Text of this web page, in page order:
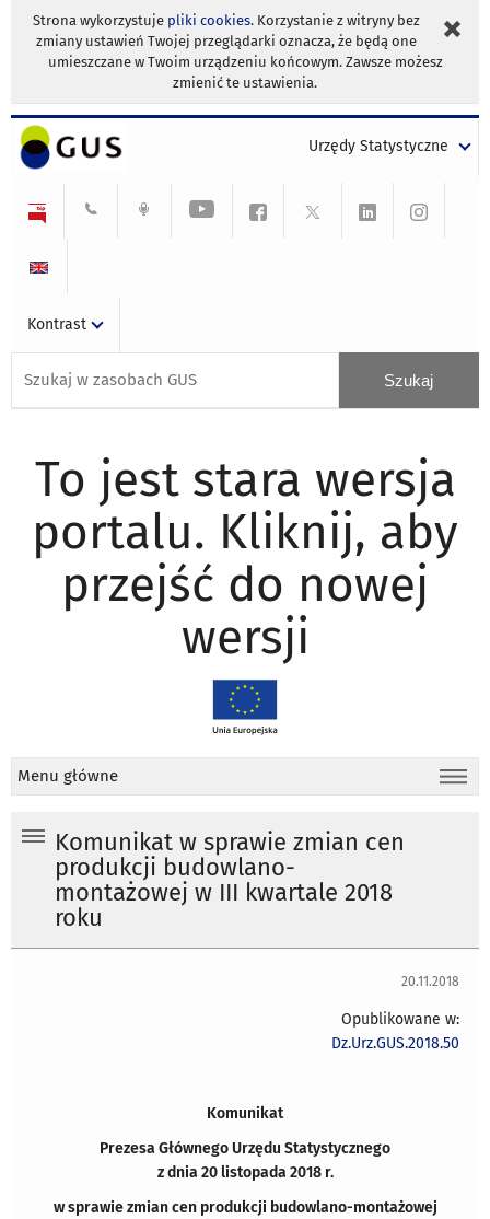
Strona wykorzystuje pliki cookies. Korzystanie z witryny bez
zmiany ustawień Twojej przeglądarki oznacza, że będą one
umieszczane w Twoim urządzeniu końcowym. Zawsze możesz
zmienić te ustawienia.
Urzędy Statystyczne
Kontrast
To jest stara wersja
portalu. Kliknij, aby
przejść do nowej
wersji
Menu główne
Komunikat w sprawie zmian cen
produkcji budowlano-
montażowej w III kwartale 2018
roku
20.11.2018
Opublikowane w:
Dz.Urz.GUS.2018.50
Komunikat
Prezesa Głównego Urzędu Statystycznego
z dnia 20 listopada 2018 r.
w sprawie zmian cen produkcji budowlano-montażowej